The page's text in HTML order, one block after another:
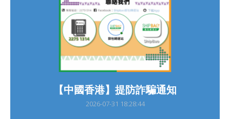
【中國香港】提防詐騙通知
2026-07-31 18:28:44